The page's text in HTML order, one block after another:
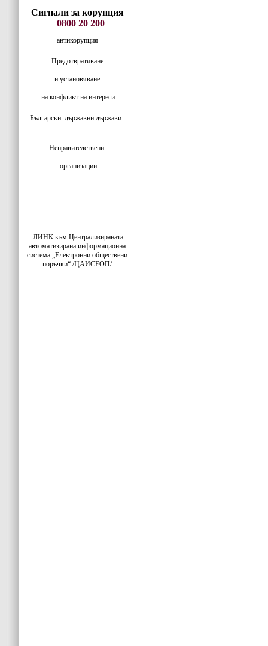
Сигнали за корупция
0800 20 200
антикорупция
Предотвратяване
и установяване
на конфликт на интереси
Български държавни държави
Неправителствени
организации
ЛИНК към Централизираната
автоматизирана информационна
система „Електронни обществени
поръчки“ /ЦАИСЕОП/